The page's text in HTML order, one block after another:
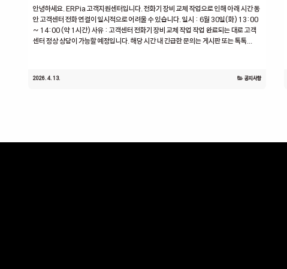
안녕하세요. ERPia 고객지원센터입니다. 전화기 장비 교체 작업으로 인해 아래 시간 동
안 고객센터 전화 연결이 일시적으로 어려울 수 있습니다. 일시 : 6월 30일(화) 13:00
~ 14:00 (약 1시간) 사유 : 고객센터 전화기 장비 교체 작업 작업 완료되는 대로 고객
센터 정상 상담이 가능할 예정입니다. 해당 시간 내 긴급한 문의는 게시판 또는 톡톡...
2026. 4. 13. 공지사항